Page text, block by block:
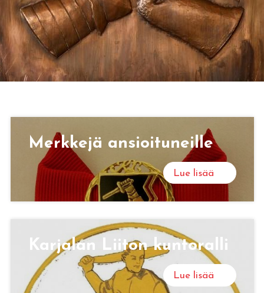
Merk­ke­jä an­sioi­tu­neil­le
Lue lisää
Kar­ja­lan Lii­ton kun­to­ral­li
Lue lisää